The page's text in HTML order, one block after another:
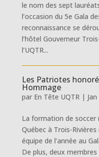
le nom des sept
l’occasion du 5e Gala
reconnaissance se
l’hôtel Gouverneur
l’UQTR...
Les Patriotes
Hommage
par En Tête UQTR|
La formation de soccer
Québec à Trois-
équipe de l’année au
De plus, deux